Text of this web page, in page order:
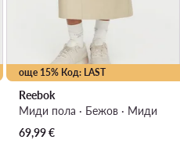
още 15% Код: LAST
Reebok
Миди пола · Бежов · Миди
69,99€